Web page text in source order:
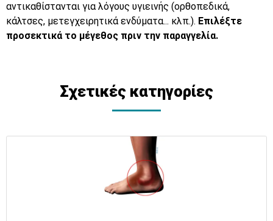
αντικαθίστανται για λόγους υγιεινής (ορθοπεδικά,
κάλτσες, μετεγχειρητικά ενδύματα... κλπ.). Επιλέξτε
προσεκτικά το μέγεθος πριν την παραγγελία.
Σχετικές κατηγορίες